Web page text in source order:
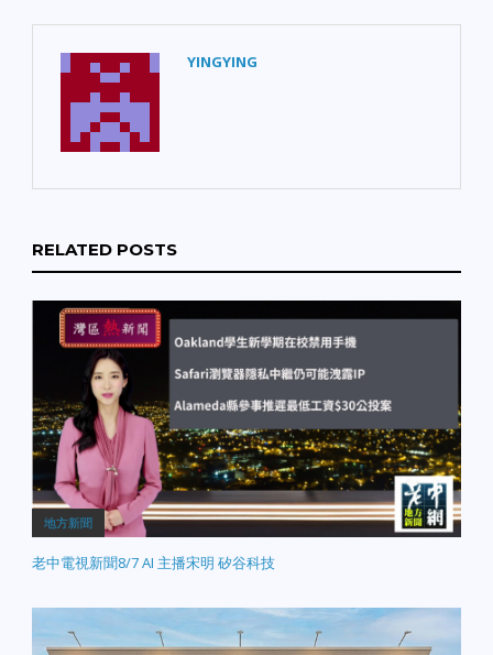
明網路資訊的真偽有重大
影的角色換成自己的臉，
也開始打進簡單製作深偽
影片的市場。從波蘭到日
本等國家熱衷於機器學習
的人，讓人們更容易取得
們上傳教學影片到
YouTube，利用AI模擬川
普的聲音營利，並經營生
產深偽影片的自助式網
站。 中央社
YINGYING
RELATED POSTS
地方新聞
老中電視新聞8/7 AI 主播宋明 矽谷科技